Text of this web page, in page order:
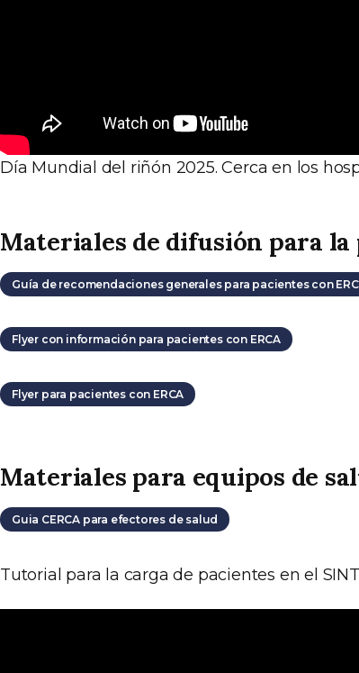
Día Mundial del riñón 2025. Cerca en los
Materiales de difusión para la
Guía de recomendaciones generales para pacientes con
Flyer con información para pacientes con ERCA
Flyer para pacientes con ERCA
Materiales para equipos de
Guia CERCA para efectores de salud
Tutorial para la carga de pacientes en el